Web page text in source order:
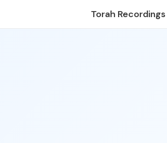
Torah Recordings